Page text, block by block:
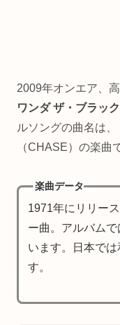
2009年オンエア、
ワンダ ザ・ブラック
ルソングの曲名は
（CHASE）の楽曲
楽曲データ
1971年にリリー
ー曲。アルバム
います。日本で
す。